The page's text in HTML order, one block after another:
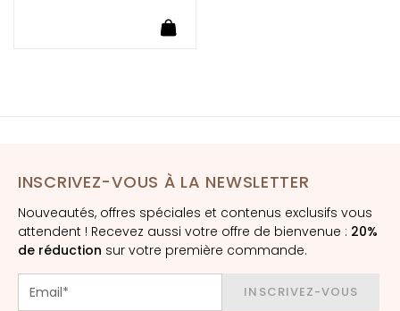
e
x
e
t
d
e
INSCRIVEZ-VOUS À LA NEWSLETTER
Nouveautés, offres spéciales et contenus exclusifs vous
attendent ! Recevez aussi votre offre de bienvenue : 20%
de réduction sur votre première commande.
INSCRIVEZ-VOUS